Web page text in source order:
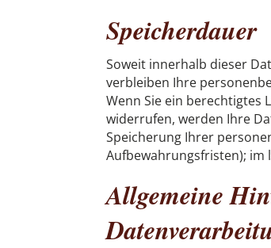
Speicherdauer
Soweit innerhalb dieser
verbleiben Ihre
Wenn Sie ein berechtigtes
widerrufen, werden Ihre
Speicherung Ihrer
Aufbewahrungsfristen); im
Allgemeine